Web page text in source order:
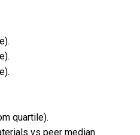
quartile).
vs peer median.